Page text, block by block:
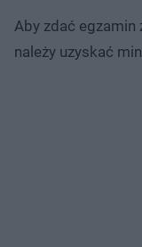
Aby zdać
należy uzyskać